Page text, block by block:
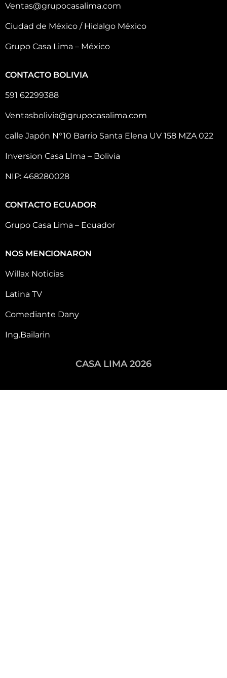
Ventas@grupocasalima.com
Ciudad de México / Hidalgo México
Grupo Casa Lima – México
CONTACTO BOLIVIA
591 62299388
Ventasbolivia@grupocasalima.com
calle Japón N°10 Barrio Santa Elena UV 158 MZA 022
Inversion Casa LIma – Bolivia
NIP: 468280028
CONTACTO ECUADOR
Grupo Casa Lima – Ecuador
NOS MENCIONARON
Willax Noticias
Latina TV
Comediante Dany
Ing.Bailarin
CASA LIMA 2026